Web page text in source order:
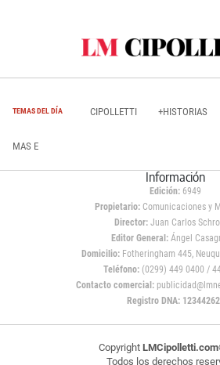
TEMAS DEL DÍA CIPOLLETTI +HISTORIAS
MAS E
Información
Edición: 6949
Propietario:Comunicaciones y
Director: Juan Carlos
Editor General:Ángel
Domicilio:Fotheringham 445,
Teléfono: (0299) 449 0400 /
Contacto comercial:
Registro DNA:
Copyright LMCipolletti.com
Todos los derechos